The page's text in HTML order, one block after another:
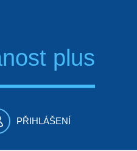
plus
PŘIHLÁŠENÍ